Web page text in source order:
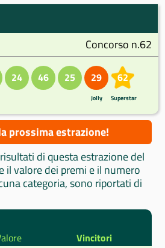
Concorso n.62
24 46 25 29
Jolly
62
Superstar
prossima estrazione!
di questa estrazione del
il valore dei premi e il numero
categoria, sono riportati di
Vincitori